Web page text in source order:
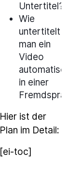
Untertitel?
Wie
untertitelt
man ein
Video
in einer
Hier ist der
Plan im Detail:
[ei-toc]